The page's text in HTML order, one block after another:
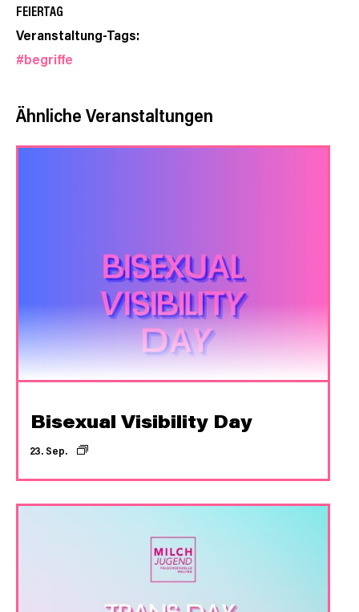
FEIERTAG
Veranstaltung-Tags:
#begriffe
Ähnliche Veranstaltungen
Bisexual Visibility Day
23. Sep.